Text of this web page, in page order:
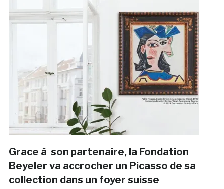
Grace à son partenaire, la Fondation
Beyeler va accrocher un Picasso de sa
collection dans un foyer suisse